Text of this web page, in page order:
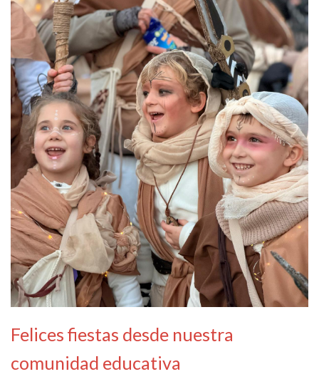
Felices fiestas desde nuestra
comunidad educativa